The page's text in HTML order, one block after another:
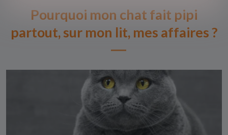
Pourquoi mon chat fait pipi
partout, sur mon lit, mes affaires ?